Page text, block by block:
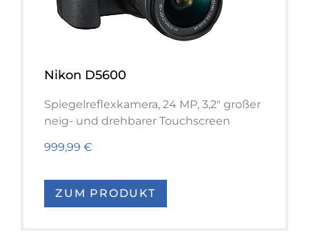
Nikon D5600
Spiegelreflexkamera, 24 MP, 3,2" großer
neig- und drehbarer Touchscreen
999,99 €
ZUM PRODUKT